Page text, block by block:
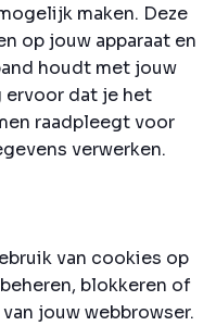
maken. Deze
op jouw apparaat en
houdt met jouw
dat je het
raadpleegt voor
verwerken.
van cookies op
blokkeren of
jouw webbrowser.